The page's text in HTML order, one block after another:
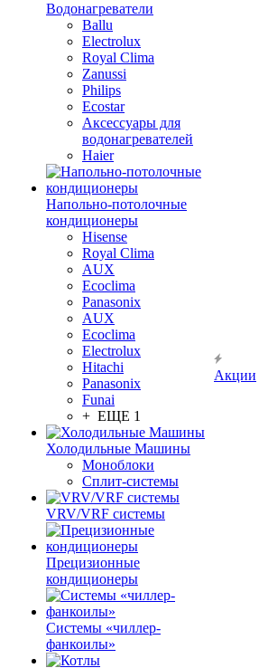
Водонагреватели
Ballu
Electrolux
Royal Clima
Zanussi
Philips
Ecostar
Аксессуары для
водонагревателей
Haier
Напольно-потолочные
кондиционеры
Hisense
Royal Clima
AUX
Ecoclima
Panasonix
AUX
Ecoclima
Electrolux
Hitachi
Panasonix
Funai
+ ЕЩЕ 1
Холодильные Машины
Моноблоки
Сплит-системы
VRV/VRF системы
Прецизионные
кондиционеры
Системы «чиллер-
фанкоилы»
Акции